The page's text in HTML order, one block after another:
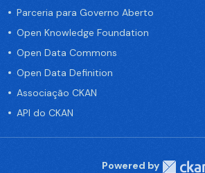
Parceria para Governo Aberto
Open Knowledge Foundation
Open Data Commons
Open Data Definition
Associação CKAN
API do CKAN
Powered by